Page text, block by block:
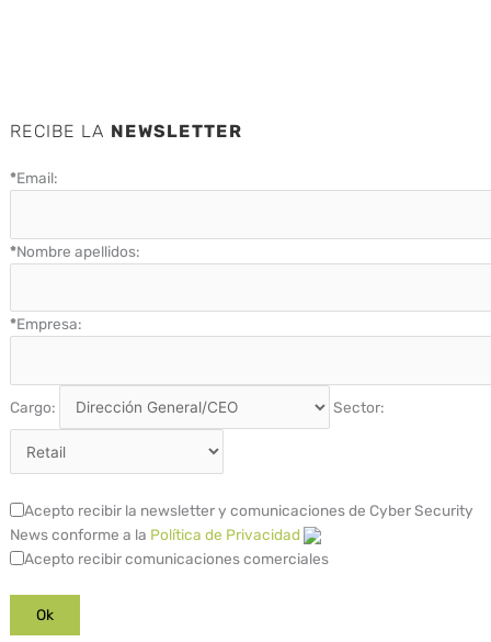
RECIBE LA NEWSLETTER
*Email:
*Nombre apellidos:
*Empresa:
Cargo: Sector:
Acepto recibir la newsletter y comunicaciones de Cyber Security
News conforme a la Política de Privacidad
Acepto recibir comunicaciones comerciales